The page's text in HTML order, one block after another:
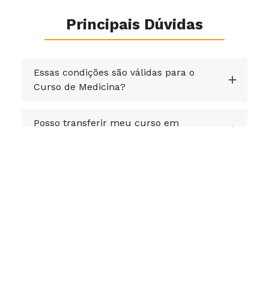
Principais Dúvidas
Essas condições são válidas para o
Curso de Medicina?
Posso transferir meu curso em